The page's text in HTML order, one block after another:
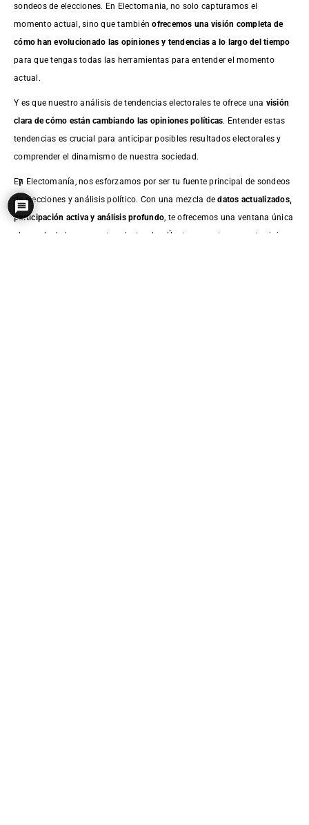
sondeos de elecciones. En Electomania, no solo capturamos el
momento actual, sino que tambiénofrecemos una visión completa de
cómo han evolucionado las opiniones y tendencias a lo largo del tiempo
para que tengas todas las herramientas para entender el momento
actual.
Y es que nuestro análisis de tendencias electorales te ofrece una visión
clara de cómo están cambiando las opiniones políticas. Entender estas
tendencias es crucial para anticipar posibles resultados electorales y
comprender el dinamismo de nuestra sociedad.
En Electomanía, nos esforzamos por ser tu fuente principal de sondeos
de elecciones y análisis político. Con una mezcla dedatos actualizados,
participación activa y análisis profundo , te ofrecemos una ventana única
al mundo de las encuestas electorales. Únete a nosotros en este viaje
7